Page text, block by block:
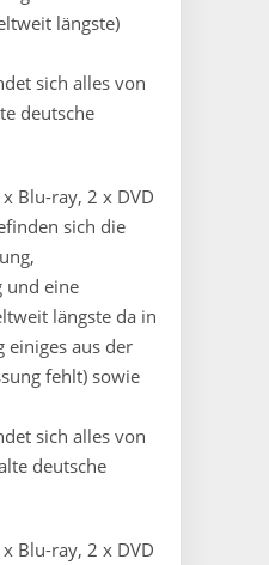
längste)
sich alles von
deutsche
Blu-ray, 2 x DVD
sich die
und eine
längste da in
einiges aus der
fehlt) sowie
sich alles von
deutsche
Blu-ray, 2 x DVD